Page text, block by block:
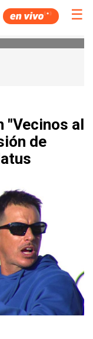
☰
"Vecinos al
de